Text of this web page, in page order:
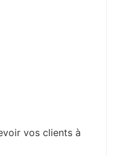
vos clients à